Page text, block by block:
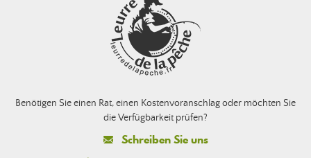
Benötigen Sie einen Rat, einen Kostenvoranschlag oder möchten Sie
die Verfügbarkeit prüfen?
Schreiben Sie uns